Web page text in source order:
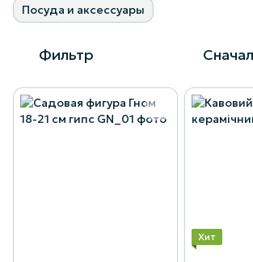
Посуда и аксессуары
Фильтр
Хит